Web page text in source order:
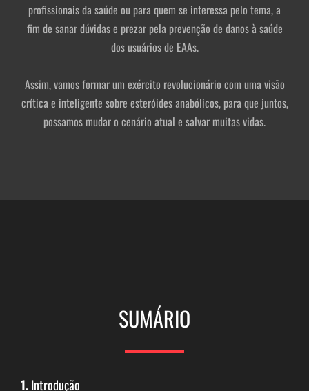
profissionais da saúde ou para quem se interessa pelo tema, a
fim de sanar dúvidas e prezar pela prevenção de danos à saúde
dos usuários de EAAs.
Assim, vamos formar um exército revolucionário com uma visão
crítica e inteligente sobre esteróides anabólicos, para que juntos,
possamos mudar o cenário atual e salvar muitas vidas.
SUMÁRIO
1.Introdução